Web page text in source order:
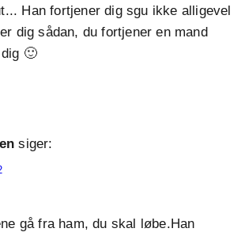
Han fortjener dig sgu ikke alligevel
dig sådan, du fortjener en mand
🙂
siger:
gå fra ham, du skal løbe.Han